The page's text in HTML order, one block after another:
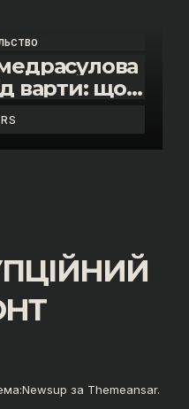
варти: що
суду»
Newsup за Themeansar.